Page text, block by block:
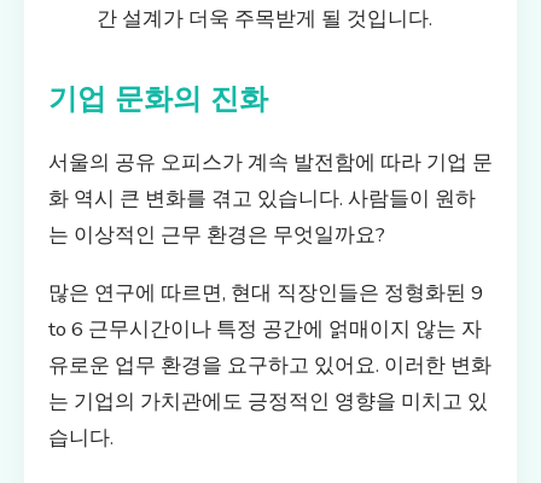
간 설계가 더욱 주목받게 될 것입니다.
기업 문화의 진화
서울의 공유 오피스가 계속 발전함에 따라 기업 문
화 역시 큰 변화를 겪고 있습니다. 사람들이 원하
는 이상적인 근무 환경은 무엇일까요?
많은 연구에 따르면, 현대 직장인들은 정형화된 9
to 6 근무시간이나 특정 공간에 얽매이지 않는 자
유로운 업무 환경을 요구하고 있어요. 이러한 변화
는 기업의 가치관에도 긍정적인 영향을 미치고 있
습니다.